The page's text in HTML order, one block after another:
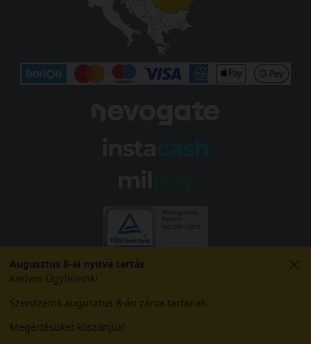
Augusztus 8-ai nyitva tartás
Kedves Ügyfeleink!
Szervizeink augusztus 8-án zárva tartanak.
Megértésüket köszönjük!